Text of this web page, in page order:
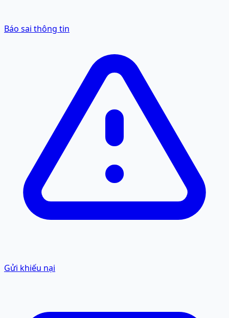
Báo sai thông tin
Gửi khiếu nại